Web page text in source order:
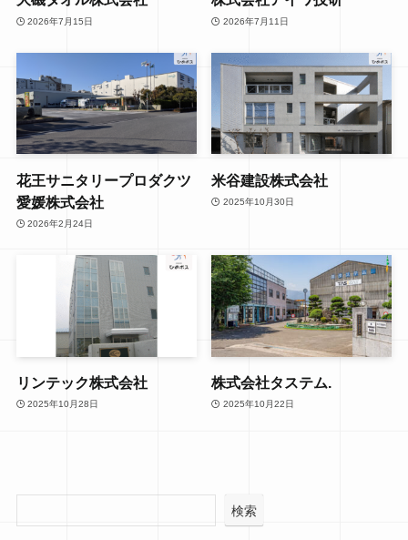
2026年7月15日 2026年7月11日
花王サニタリープロダクツ
愛媛株式会社
2026年2月24日
米谷建設株式会社
2025年10月30日
リンテック株式会社
2025年10月28日
株式会社タステム.
2025年10月22日
検索